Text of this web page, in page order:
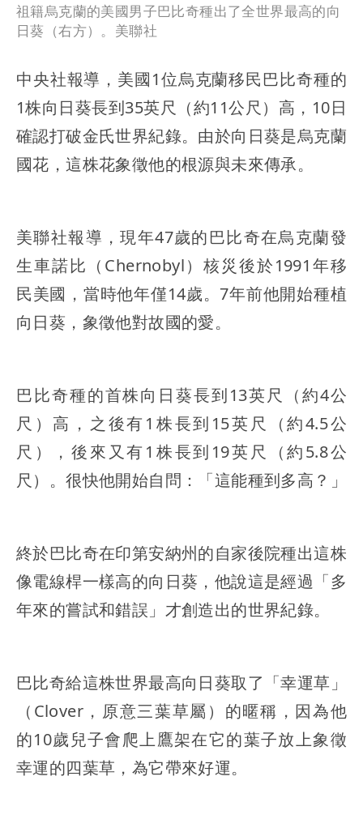
祖籍烏克蘭的美國男子巴比奇種出了全世界最高的向
日葵（右方）。美聯社
中央社報導，美國1位烏克蘭移民巴比奇種的
1株向日葵長到35英尺（約11公尺）高，10日
確認打破金氏世界紀錄。由於向日葵是烏克蘭
國花，這株花象徵他的根源與未來傳承。
美聯社報導，現年47歲的巴比奇在烏克蘭發
生車諾比（Chernobyl）核災後於1991年移
民美國，當時他年僅14歲。7年前他開始種植
向日葵，象徵他對故國的愛。
巴比奇種的首株向日葵長到13英尺（約4公
尺）高，之後有1株長到15英尺（約4.5公
尺），後來又有1株長到19英尺（約5.8公
尺）。很快他開始自問：「這能種到多高？」
終於巴比奇在印第安納州的自家後院種出這株
像電線桿一樣高的向日葵，他說這是經過「多
年來的嘗試和錯誤」才創造出的世界紀錄。
巴比奇給這株世界最高向日葵取了「幸運草」
（Clover，原意三葉草屬）的暱稱，因為他
的10歲兒子會爬上鷹架在它的葉子放上象徵
幸運的四葉草，為它帶來好運。